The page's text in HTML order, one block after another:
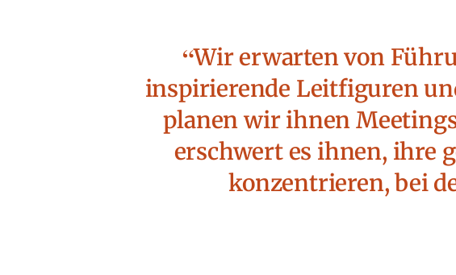
Wir erwarten von
inspirierende Leitfiguren
planen wir ihnen
erschwert es ihnen, ihre
konzentrieren, bei